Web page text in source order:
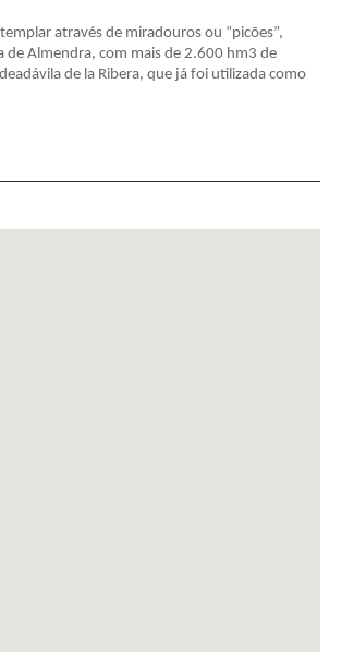
através de miradouros ou “picões”,
de Almendra, com mais de 2.600 hm3 de
de la Ribera, que já foi utilizada como